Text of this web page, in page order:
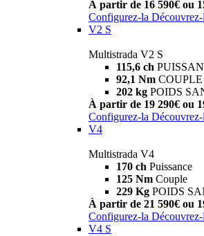
À partir de 16 590€ ou
Configurez-la Découvrez-
V2 S
Multistrada V2 S
115,6 ch
92,1 Nm COUPLE
202 kg POIDS
À partir de 19 290€ ou
Configurez-la Découvrez-
V4
Multistrada V4
170 ch Puissance
125 Nm Couple
229 Kg POIDS
À partir de 21 590€ ou
Configurez-la Découvrez-
V4 S